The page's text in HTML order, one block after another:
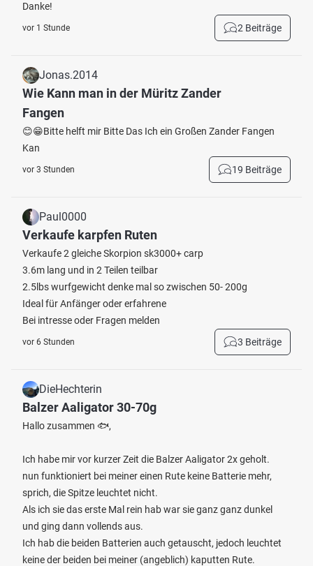
Danke!
vor 1 Stunde 2 Beiträge
Jonas.2014
Wie Kann man in der Müritz Zander
Fangen
😊😁Bitte helft mir Bitte Das Ich ein Großen Zander Fangen
Kan
vor 3 Stunden 19 Beiträge
Paul0000
Verkaufe karpfen Ruten
Verkaufe 2 gleiche Skorpion sk3000+ carp
3.6m lang und in 2 Teilen teilbar
2.5lbs wurfgewicht denke mal so zwischen 50- 200g
Ideal für Anfänger oder erfahrene
Bei intresse oder Fragen melden
vor 6 Stunden 3 Beiträge
DieHechterin
Balzer Aaligator 30-70g
Hallo zusammen 🐟,
Ich habe mir vor kurzer Zeit die Balzer Aaligator 2x geholt.
nun funktioniert bei meiner einen Rute keine Batterie mehr,
sprich, die Spitze leuchtet nicht.
Als ich sie das erste Mal rein hab war sie ganz ganz dunkel
und ging dann vollends aus.
Ich hab die beiden Batterien auch getauscht, jedoch leuchtet
keine der beiden bei meiner (angeblich) kaputten Rute.